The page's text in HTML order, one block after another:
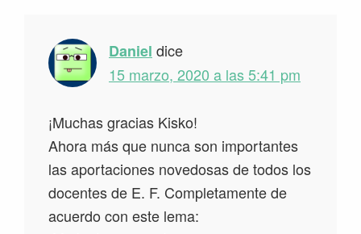
Daniel dice
15 marzo, 2020 a las 5:41 pm
¡Muchas gracias Kisko!
Ahora más que nunca son importantes
las aportaciones novedosas de todos los
docentes de E. F. Completamente de
acuerdo con este lema: